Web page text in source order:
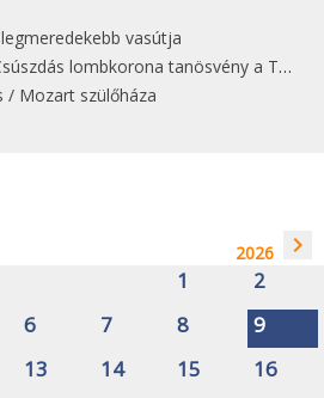
vasútja
lombkorona tanösvény a Tátrában
/ Mozart szülőháza
2026 navigate_next
1
2
6 7 8
9
13 14 15
16